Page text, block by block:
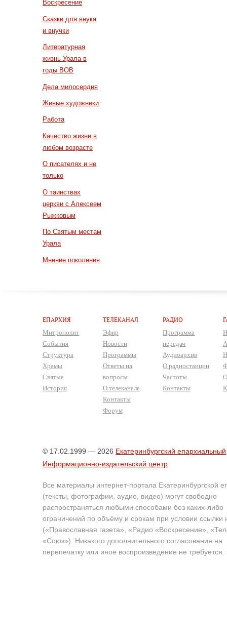
Воскресение
Сказки для внука
и внучки
Литературная
жизнь Урала в
годы ВОВ
Дела милосердия
Живые художники
Работа
Качество жизни в
любом возрасте
О писателях и не
только
О таинствах
церкви с Алексеем
Рыжковым
По Святым местам
Урала
Мнение поколения
ЕПАРХИЯ
Митрополит
События
Структура
Храмы
Святые
История
ТЕЛЕКАНАЛ
Эфир
Новости
Программы
Ответы на
вопросы
О телеканале
Контакты
Форум
РАДИО
Программа
передач
Аудиоархив
О радиостанции
Частоты
Контакты
© 17.02.1999 — 2026 Екатеринбургский епархиальный
Информационно-издательский центр
Все материалы интернет-портала Екатеринбургской
(тексты, фотографии, аудио, видео) могут свободно
распространяться любыми способами без каких-либо
ограничений по объёму и срокам при условии ссылки
(«Православная газета», «Радио «Воскресение»,
«Союз»). Никакого дополнительного согласования на
перепечатку или иное воспроизведение не требуется.